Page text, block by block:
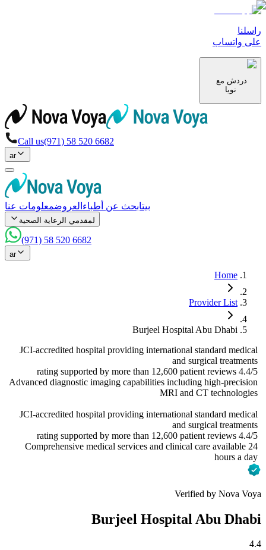
راسلنا
على واتساب
دردش مع
نويا
Call us(971) 58 520 6682
ar
بيتابحث عن أطباء العروضمعلومات عنا
لمقدمي الرعاية الصحية
(971) 58 520 6682
ar
Home
Provider List
Burjeel Hospital Abu Dhabi
JCI-accredited hospital providing international standard medical
and surgical treatments
4.4/5 rating supported by more than 12,600 patient reviews
Advanced diagnostic imaging capabilities including high-precision
MRI and CT technologies
JCI-accredited hospital providing international standard medical
and surgical treatments
4.4/5 rating supported by more than 12,600 patient reviews
Comprehensive medical services and clinical care available 24
hours a day
Verified by Nova Voya
Burjeel Hospital Abu Dhabi
4.4